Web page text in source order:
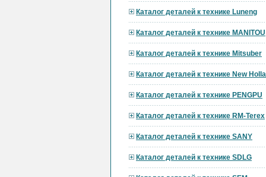
Каталог деталей к технике Luneng
Каталог деталей к технике MANITOU
Каталог деталей к технике Mitsuber
Каталог деталей к технике New
Каталог деталей к технике PENGPU
Каталог деталей к технике RM-Terex
Каталог деталей к технике SANY
Каталог деталей к технике SDLG